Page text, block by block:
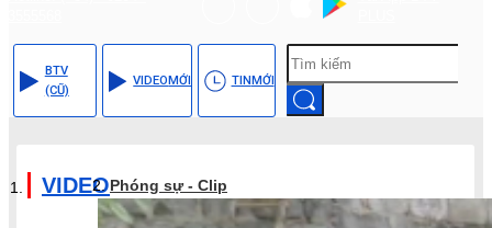
BTV
(CŨ)
VIDEOMỚI TINMỚI
VIDEOPhóng sự - Clip